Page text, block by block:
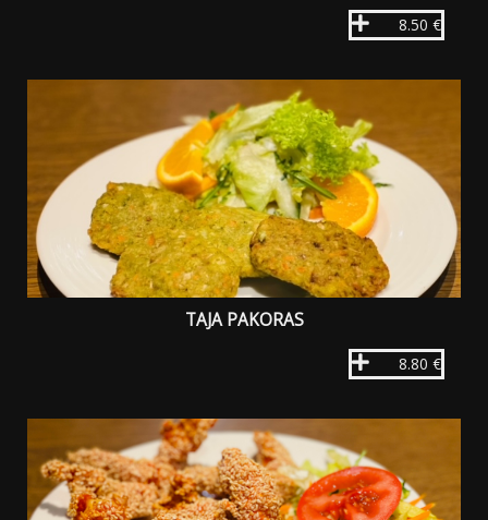
8.50 €
TAJA PAKORAS
8.80 €